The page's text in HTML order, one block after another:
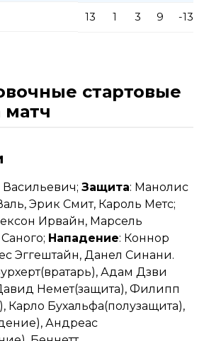
13 1 3 9 -13
стартовые
матч
Васильевич; Защита: Манолис
Эрик Смит, Кароль Метс;
Ирвайн, Марсель
Нападение: Коннор
Эггештайн, Данел Синани.
Адам Дзви
Немет(защита), Филипп
Карло Бухальфа(полузащита),
Андреас